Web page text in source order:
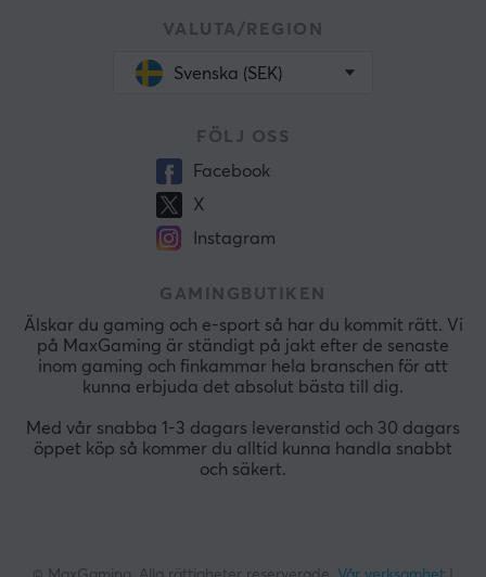
VALUTA/REGION
Svenska (SEK)
FÖLJ OSS
Facebook
X
Instagram
GAMINGBUTIKEN
Älskar du gaming och e-sport så har du kommit rätt. Vi
på MaxGaming är ständigt på jakt efter de senaste
inom gaming och finkammar hela branschen för att
kunna erbjuda det absolut bästa till dig.
Med vår snabba 1-3 dagars leveranstid och 30 dagars
öppet köp så kommer du alltid kunna handla snabbt
och säkert.